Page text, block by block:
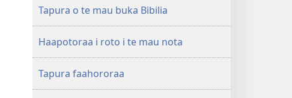
ao
apî
Huriraa
o
te
Tapura o te mau buka Bibilia
Haapotoraa i roto i te mau nota
Tapura faahororaa